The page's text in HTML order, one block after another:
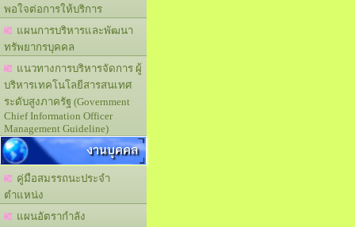
พอใจต่อการให้บริการ
แผนการบริหารและพัฒนา
ทรัพยากรบุคคล
แนวทางการบริหารจัดการ ผู้
บริหารเทคโนโลยีสารสนเทศ
ระดับสูงภาครัฐ (Government
Chief Information Officer
Management Guideline)
งานบุคคล
คู่มือสมรรถนะประจำ
ตำแหน่ง
แผนอัตรากำลัง